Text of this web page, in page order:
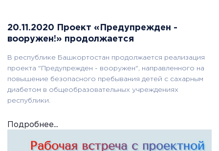
20.11.2020 Проект «Предупрежден -
вооружен!» продолжается
В республике Башкортостан продолжается реализация
проекта "Предупрежден - вооружен", направленного на
повышение безопасного пребывания детей с сахарным
диабетом в общеобразовательных учреждениях
республики.
Подробнее...